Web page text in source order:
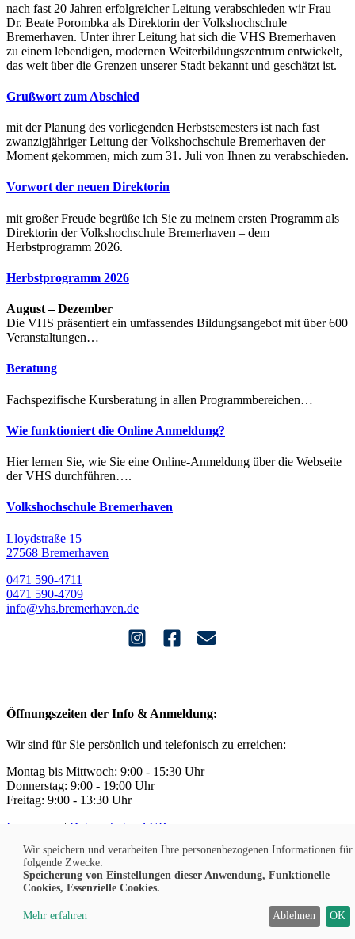
nach fast 20 Jahren erfolgreicher Leitung verabschieden wir Frau
Dr. Beate Porombka als Direktorin der Volkshochschule
Bremerhaven. Unter ihrer Leitung hat sich die VHS Bremerhaven
zu einem lebendigen, modernen Weiterbildungszentrum entwickelt,
das weit über die Grenzen unserer Stadt bekannt und geschätzt ist.
Grußwort zum Abschied
mit der Planung des vorliegenden Herbstsemesters ist nach fast
zwanzigjähriger Leitung der Volkshochschule Bremerhaven der
Moment gekommen, mich zum 31. Juli von Ihnen zu verabschieden.
Vorwort der neuen Direktorin
mit großer Freude begrüße ich Sie zu meinem ersten Programm als
Direktorin der Volkshochschule Bremerhaven – dem
Herbstprogramm 2026.
Herbstprogramm 2026
August – Dezember
Die VHS präsentiert ein umfassendes Bildungsangebot mit über 600
Veranstaltungen…
Beratung
Fachspezifische Kursberatung in allen Programmbereichen…
Wie funktioniert die Online Anmeldung?
Hier lernen Sie, wie Sie eine Online-Anmeldung über die Webseite
der VHS durchführen….
Volkshochschule Bremerhaven
Lloydstraße 15
27568 Bremerhaven
0471 590-4711
0471 590-4709
info@vhs.bremerhaven.de
Öffnungszeiten der Info & Anmeldung:
Wir sind für Sie persönlich und telefonisch zu erreichen:
Montag bis Mittwoch: 9:00 - 15:30 Uhr
Donnerstag: 9:00 - 19:00 Uhr
Freitag: 9:00 - 13:30 Uhr
Impressum
| Datenschutz | AGB
Barrierefreiheit|Sitemap|Cookies
DE
Wir speichern und verarbeiten Ihre personenbezogenen Informationen für
folgende Zwecke:
Speicherung von Einstellungen dieser Anwendung, Funktionelle
Cookies, Essenzielle Cookies.
Mehr erfahren Ablehnen OK